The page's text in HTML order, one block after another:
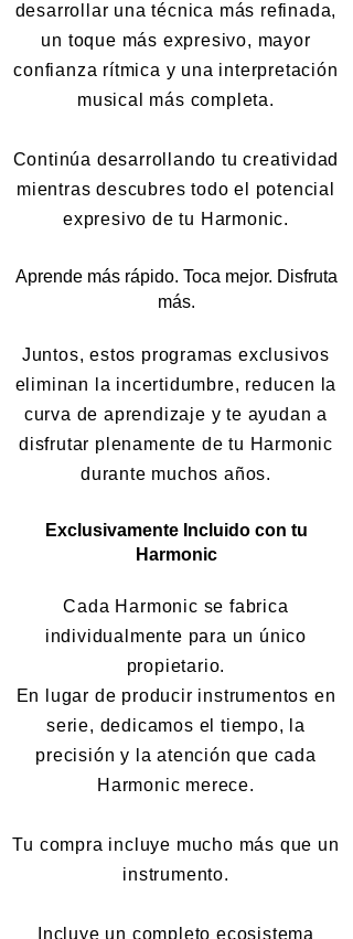
desarrollar una técnica más refinada,
un toque más expresivo, mayor
confianza rítmica y una interpretación
musical más completa.
Continúa desarrollando tu creatividad
mientras descubres todo el potencial
expresivo de tu Harmonic.
Aprende más rápido. Toca mejor. Disfruta
más.
Juntos, estos programas exclusivos
eliminan la incertidumbre, reducen la
curva de aprendizaje y te ayudan a
disfrutar plenamente de tu Harmonic
durante muchos años.
Exclusivamente Incluido con tu
Harmonic
Cada Harmonic se fabrica
individualmente para un único
propietario.
En lugar de producir instrumentos en
serie, dedicamos el tiempo, la
precisión y la atención que cada
Harmonic merece.
Tu compra incluye mucho más que un
instrumento.
Incluye un completo ecosistema